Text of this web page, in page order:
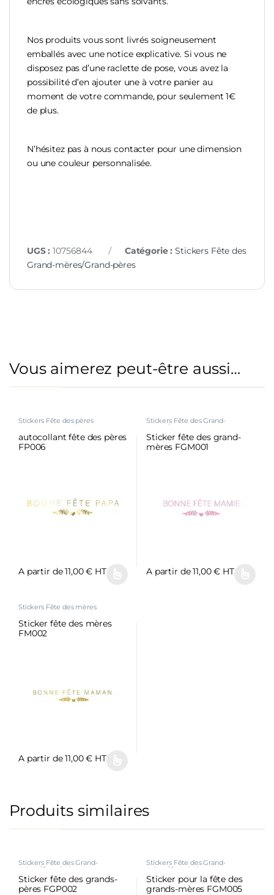
Nos produits vous sont livrés soigneusement
emballés avec une notice explicative. Si vous ne
disposez pas d’une raclette de pose, vous avez la
possibilité d’en ajouter une à votre panier au
moment de votre commande, pour seulement 1€
de plus.
N’hésitez pas à nous contacter pour une dimension
ou une couleur personnalisée.
UGS :10756844 Catégorie :Stickers Fête des
Grand-mères/Grand-pères
Vous aimerez peut-être aussi…
Stickers Fête des pères
autocollant fête des pères
FP006
A partir de11,00€ HT
Stickers Fête des Grand-
mères/Grand-pères
Sticker fête des grand-
mères FGM001
A partir de11,00€ HT
Stickers Fête des mères
Sticker fête des mères
FM002
A partir de11,00€ HT
Produits similaires
Stickers Fête des Grand-
mères/Grand-pères
Sticker fête des grands-
pères FGP002
Stickers Fête des Grand-
mères/Grand-pères
Sticker pour la fête des
grands-mères FGM005